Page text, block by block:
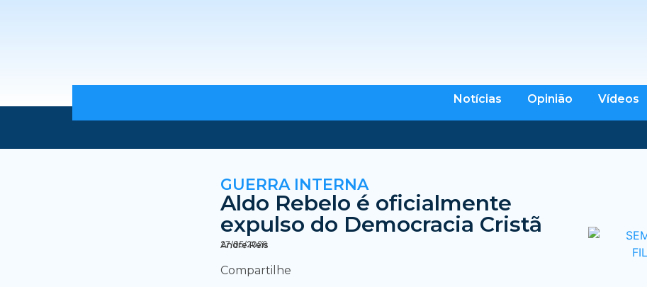
Notícias Opinião Vídeos
GUERRA INTERNA
Aldo Rebelo é oficialmente
expulso do Democracia Cristã
Andre Reis
27/05/2026
Compartilhe